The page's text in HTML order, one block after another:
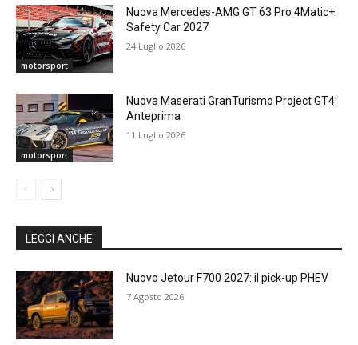
motorsport
Nuova Mercedes-AMG GT 63 Pro 4Matic+:
Safety Car 2027
24 Luglio 2026
motorsport
Nuova Maserati GranTurismo Project GT4:
Anteprima
11 Luglio 2026
LEGGI ANCHE
Nuovo Jetour F700 2027: il pick-up PHEV
7 Agosto 2026